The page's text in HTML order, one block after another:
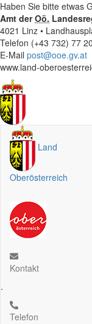
Haben Sie bitte etwas
Amt derOö.
4021 Linz •
Telefon (+43 732) 77
E-Mail post@ooe.gv.at
www.land-
Land
Oberösterreich
Kontakt
.
Telefon